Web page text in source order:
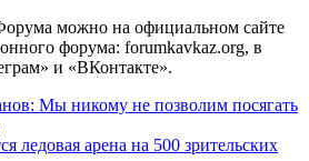
можно на официальном сайте
форума: forumkavkaz.org, в
и «ВКонтакте».
Мы никому не позволим посягать
ледовая арена на 500 зрительских